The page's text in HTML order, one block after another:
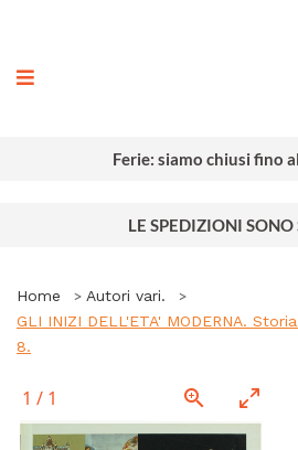
Ferie: siamo chiusi fino
LE SPEDIZIONI SONO
Home
Autori vari.
GLI INIZI DELL'ETA' MODERNA.
8.
1 / 1